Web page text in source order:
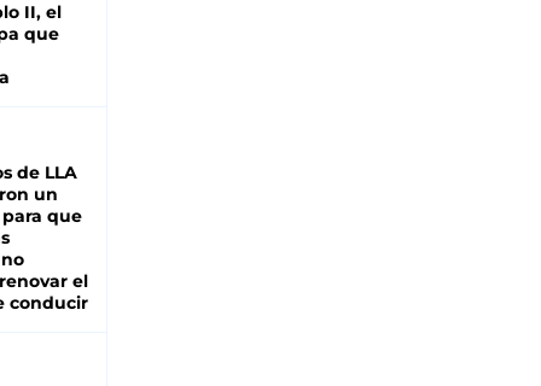
II, el
que
de LLA
un
que
el
conducir